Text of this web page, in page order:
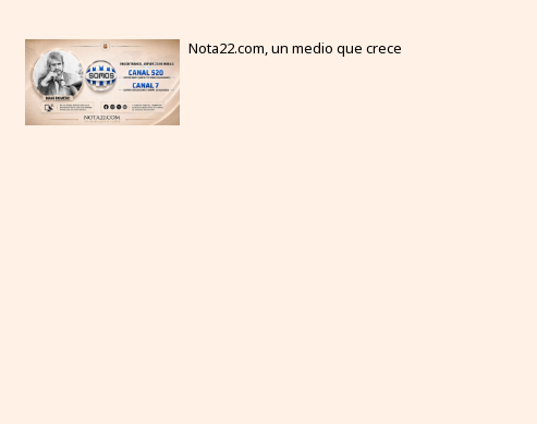
Nota22.com, un medio que crece